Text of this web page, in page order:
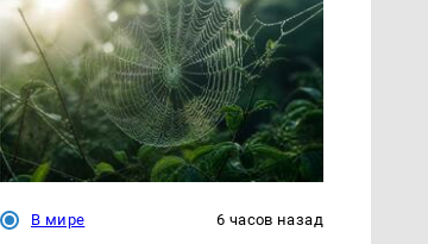
В мире 6 часов назад